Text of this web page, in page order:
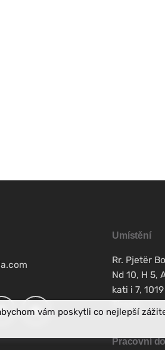
Umístění
Rr. Pjetër
Nd 10, H 5,
kati i 7, 1019
Pracovní
vám poskytli co nejlepší